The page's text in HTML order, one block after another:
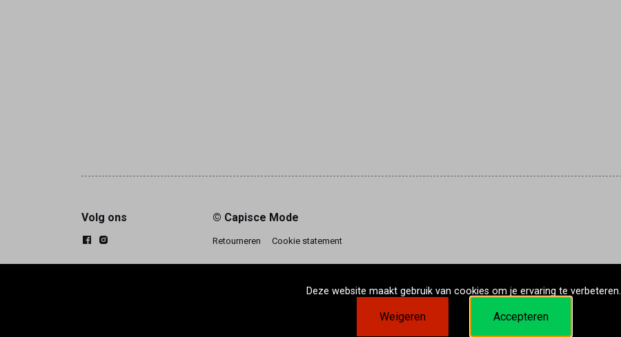
Volg ons © Capisce Mode
Retourneren Cookie statement
Deze website maakt gebruik van cookies om je ervaring te verbeteren.
Weigeren Accepteren